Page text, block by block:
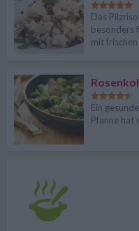
Das
besonders
mit
Ein
Pfanne hat